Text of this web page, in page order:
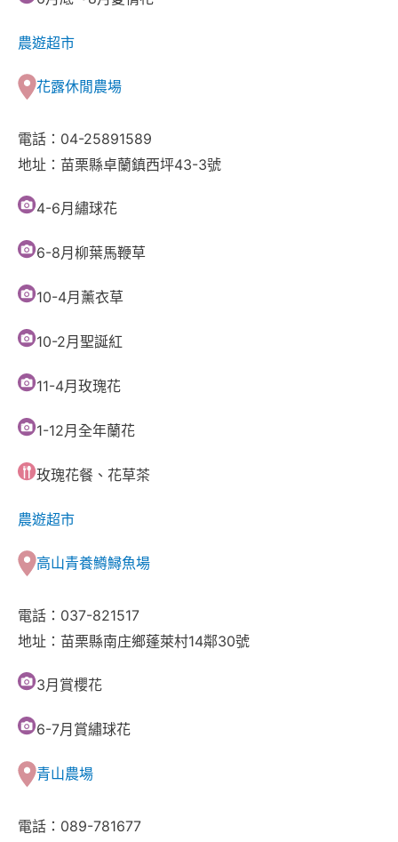
農遊超市
花露休閒農場
電話：04-25891589
地址：苗栗縣卓蘭鎮西坪43-3號
4-6月繡球花
6-8月柳葉馬鞭草
10-4月薰衣草
10-2月聖誕紅
11-4月玫瑰花
1-12月全年蘭花
玫瑰花餐、花草茶
農遊超市
高山青養鱒鱘魚場
電話：037-821517
地址：苗栗縣南庄鄉蓬萊村14鄰30號
3月賞櫻花
6-7月賞繡球花
青山農場
電話：089-781677